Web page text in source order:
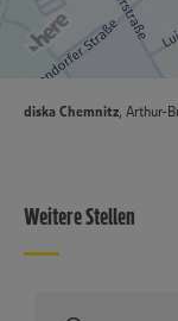
diska Chemnitz, Arthur-
Weitere Stellen